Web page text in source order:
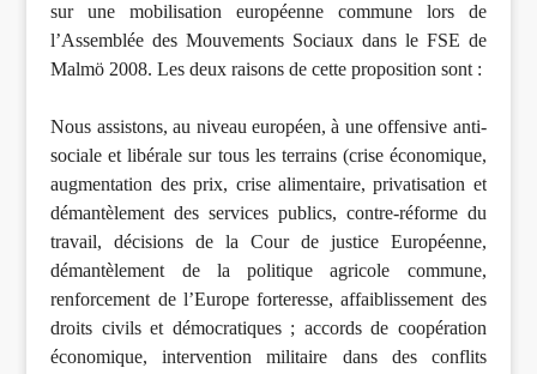
sur une mobilisation européenne commune lors de
l’Assemblée des Mouvements Sociaux dans le FSE de
Malmö 2008. Les deux raisons de cette proposition sont :
Nous assistons, au niveau européen, à une offensive anti-
sociale et libérale sur tous les terrains (crise économique,
augmentation des prix, crise alimentaire, privatisation et
démantèlement des services publics, contre-réforme du
travail, décisions de la Cour de justice Européenne,
démantèlement de la politique agricole commune,
renforcement de l’Europe forteresse, affaiblissement des
droits civils et démocratiques ; accords de coopération
économique, intervention militaire dans des conflits